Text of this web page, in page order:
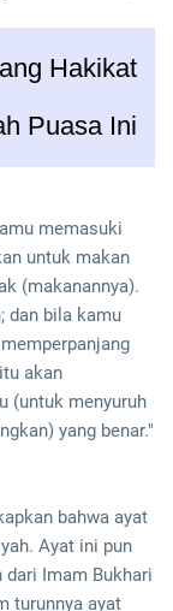
Hakikat
Puasa Ini!
memasuki
untuk makan
(makanannya).
dan bila kamu
akan
(untuk menyuruh
yang benar."
bahwa ayat
Ayat ini pun
Imam Bukhari
turunnya ayat